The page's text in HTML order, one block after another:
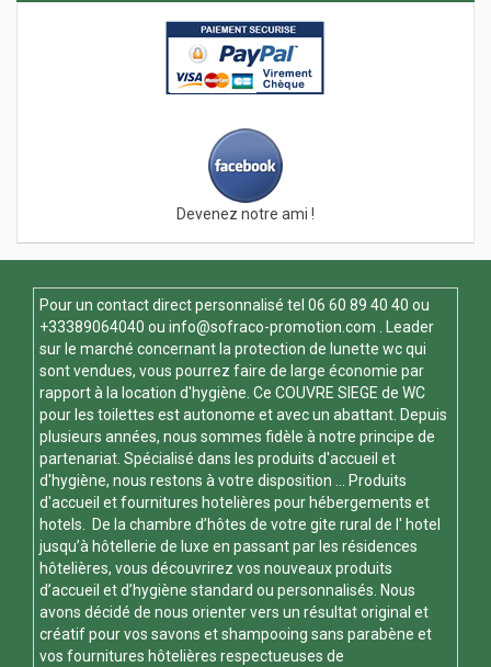
Devenez notre ami !
Pour un contact direct personnalisé tel 06 60 89 40 40 ou
+33389064040 ou info@sofraco-promotion.com . Leader
sur le marché concernant la protection de lunette wc qui
sont vendues, vous pourrez faire de large économie par
rapport à la location d'hygiène. Ce COUVRE SIEGE de WC
pour les toilettes est autonome et avec un abattant. Depuis
plusieurs années, nous sommes fidèle à notre principe de
partenariat. Spécialisé dans les produits d'accueil et
d'hygiène, nous restons à votre disposition ... Produits
d'accueil et fournitures hotelières pour hébergements et
hotels. De la chambre d’hôtes de votre gite rural de l' hotel
jusqu’à hôtellerie de luxe en passant par les résidences
hôtelières, vous découvrirez vos nouveaux produits
d’accueil et d’hygiène standard ou personnalisés. Nous
avons décidé de nous orienter vers un résultat original et
créatif pour vos savons et shampooing sans parabène et
vos fournitures hôtelières respectueuses de